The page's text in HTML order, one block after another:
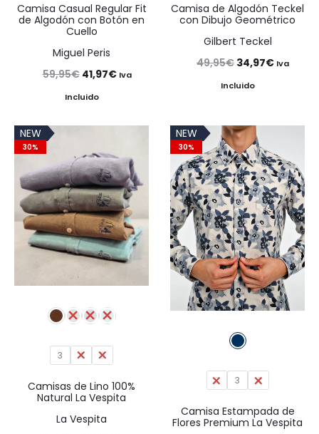
Camisa Casual Regular Fit
de Algodón con Botón en
Cuello
Miguel Peris
59,95€ El
precio
59,95€.
41,97€El
41,97€.
Iva
Incluido
Camisa de Algodón Teckel
con Dibujo Geométrico
Gilbert Teckel
49,95€ El
precio
era:
49,95€.
34,97€El
es:
Iva
Incluido
NEW
30%
3 4 5
Camisas de Lino 100%
Natural La Vespita
La Vespita
NEW
30%
2 3 4
Camisa Estampada de
Flores Premium La Vespita